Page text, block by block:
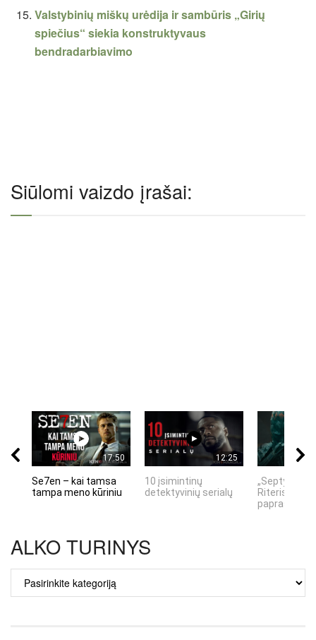
Valstybinių miškų urėdija ir sambūris „Girių
spiečius“ siekia konstruktyvaus
bendradarbiavimo
Siūlomi vaizdo įrašai:
17:50
Se7en – kai tamsa
tampa meno kūriniu
12:25
10 įsimintinų
detektyvinių serialų
„Septynių
Riteris" – kai
ALKO TURINYS
ALKO
TURINYS